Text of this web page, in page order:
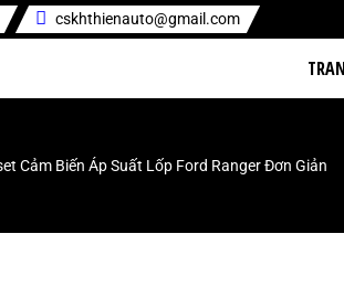
cskhthienauto@gmail.com
Cảm Biến Áp Suất Lốp Ford Ranger Đơn Giản